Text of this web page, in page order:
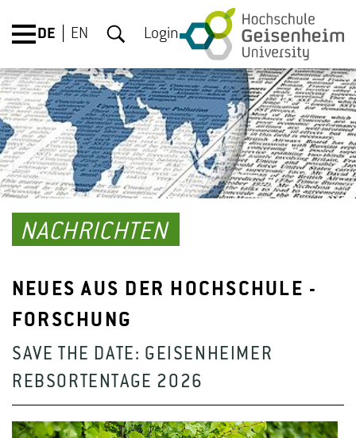
DE EN Login
NACHRICHTEN
NEUES AUS DER HOCHSCHULE -
FORSCHUNG
SAVE THE DATE: GEISENHEIMER
REBSORTENTAGE 2026